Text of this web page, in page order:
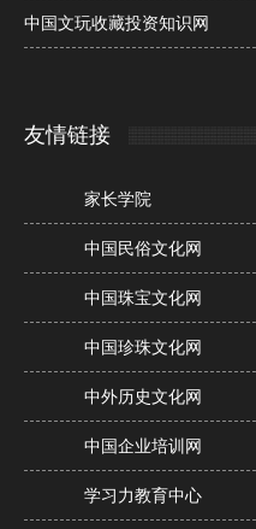
中国文玩收藏投资知识网
友情链接
家长学院
中国民俗文化网
中国珠宝文化网
中国珍珠文化网
中外历史文化网
中国企业培训网
学习力教育中心